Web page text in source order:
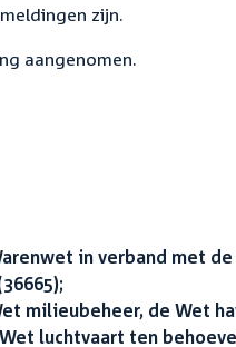
zijn.
aangenomen.
in verband met
milieubeheer, de Wet
luchtvaart ten